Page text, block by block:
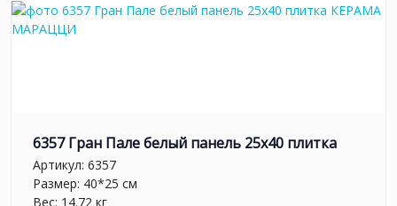
6357 Гран Пале белый панель 25x40 плитка
Артикул: 6357
Размер: 40*25 см
Вес: 14.72 кг